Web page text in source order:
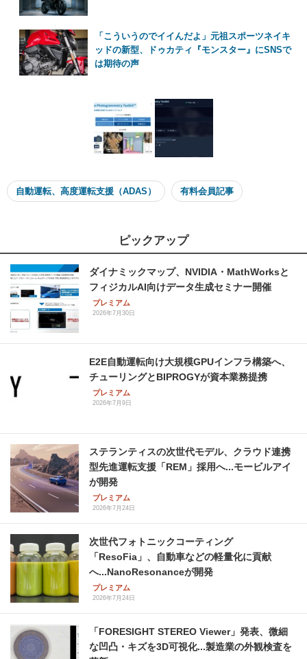
「こういうのでイイんだよ」元祖スポーツネイキ
ッドの新型、ドゥカティ『モンスター』にSNSで
は期待の声
自動運転、高度運転支援（ADAS） 有料会員記事
ピックアップ
ダイナミックマップ、NVIDIA・MathWorksと
フィジカルAI向けデータ生成セミナー開催
プレミアム
2026年7月30日
E2E自動運転向け大規模GPUインフラ構築へ、
チューリングとBIPROGYが資本業務提携
プレミアム
2026年7月9日
ステランティスの次世代モデル、クラウド連携
型先進運転支援「REM」採用へ...モービルアイ
が開発
プレミアム
2026年7月24日
次世代フォトニックコーティング
「ResoFia」、自動車などの軽量化に貢献
へ...NanoResonanceが開発
プレミアム
2026年7月24日
「FORESIGHT STEREO Viewer」発表、微細
な凹凸・キズを3D可視化...製造業の外観検査を